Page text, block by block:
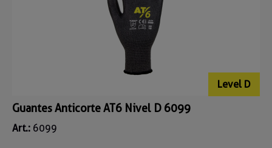
Level D
Guantes Anticorte AT6 Nivel D 6099
Art.: 6099